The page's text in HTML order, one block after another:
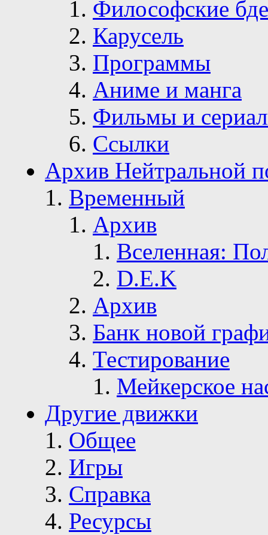
Философские
Карусель
Программы
Аниме и манга
Фильмы и
Ссылки
Архив Нейтральной
Временный
Архив
Вселенная:
D.E.K
Архив
Банк новой
Тестирование
Мейкерское
Другие движки
Общее
Игры
Справка
Ресурсы